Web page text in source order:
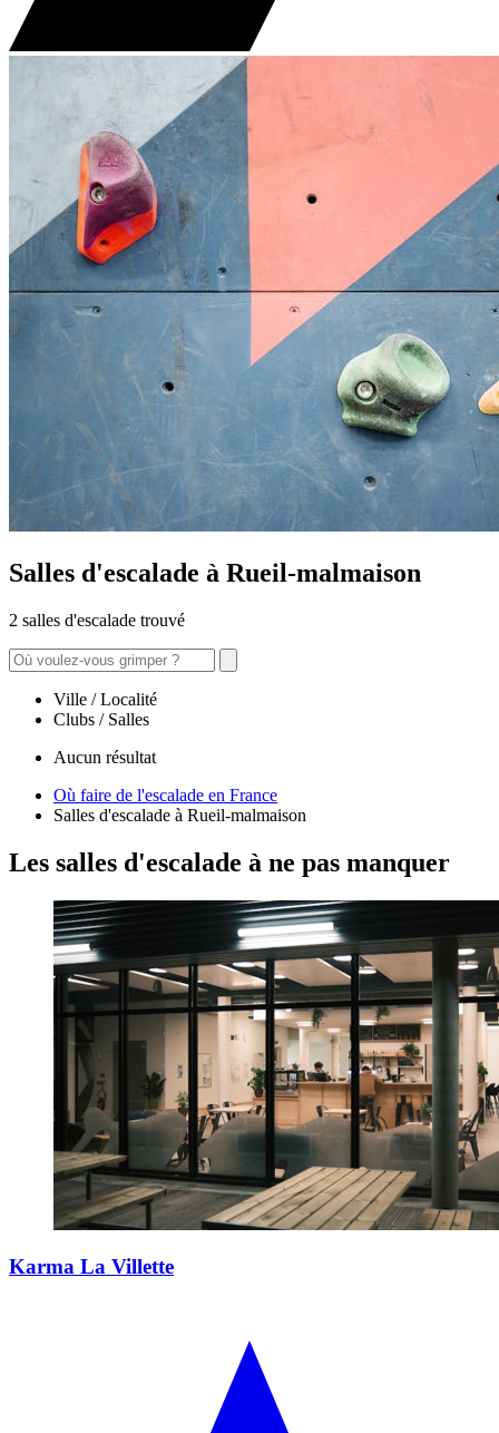
Salles d'escalade à Rueil-malmaison
2 salles d'escalade trouvé
Ville / Localité
Clubs / Salles
Aucun résultat
Où faire de l'escalade en France
Salles d'escalade à Rueil-malmaison
Les salles d'escalade à ne pas manquer
Karma La Villette